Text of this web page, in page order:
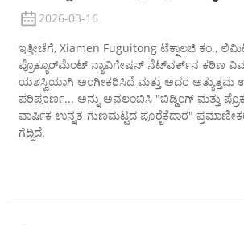
2026-03-16
ಇತ್ತೀಚೆಗೆ, Xiamen Fuguitong ಟೆಕ್ನಾಲಜಿ ಕಂ.,
ಪ್ರೊಕ್ಯೂರ್‌ಮೆಂಟ್ ನ್ಯಾವಿಗೇಷನ್ ನೆಟ್‌ವರ್ಕ್‌ನ ಕಠಿಣ
ಯಶಸ್ವಿಯಾಗಿ ಅಂಗೀಕರಿಸಿದೆ ಮತ್ತು ಅದರ ಅತ್ಯುತ್ತಮ
ಪರಿಪೂರ್ಣ... ಅನ್ನು ಅವಲಂಬಿಸಿ "ಬಿಡ್ಡಿಂಗ್ ಮತ್ತು
ವಾರ್ಷಿಕ ಉನ್ನತ-ಗುಣಮಟ್ಟದ ಪೂರೈಕೆದಾರ"
ಗೆದ್ದಿದೆ.